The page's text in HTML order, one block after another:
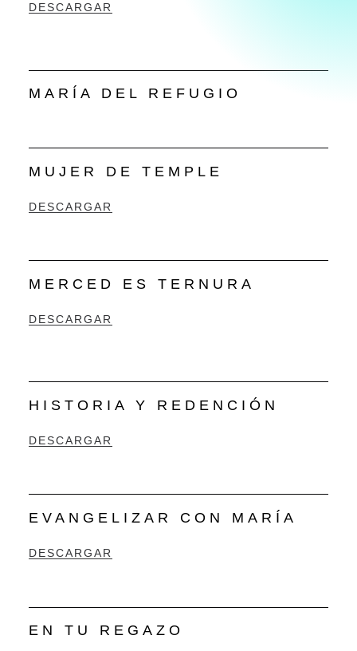
DESCARGAR
MARÍA DEL REFUGIO
MUJER DE TEMPLE
DESCARGAR
MERCED ES TERNURA
DESCARGAR
HISTORIA Y REDENCIÓN
DESCARGAR
EVANGELIZAR CON MARÍA
DESCARGAR
EN TU REGAZO